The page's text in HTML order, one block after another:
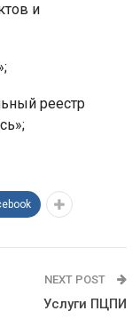
и
реестр
NEXT POST
Услуги ПЦПИ